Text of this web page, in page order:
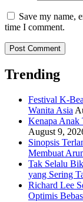
Save my name,
time I comment.
Trending
Festival K-
Wanita Asia
Kenapa Anak
August 9,
Sinopsis
Membuat
Tak Selalu
yang Sering
Richard Lee
Optimis